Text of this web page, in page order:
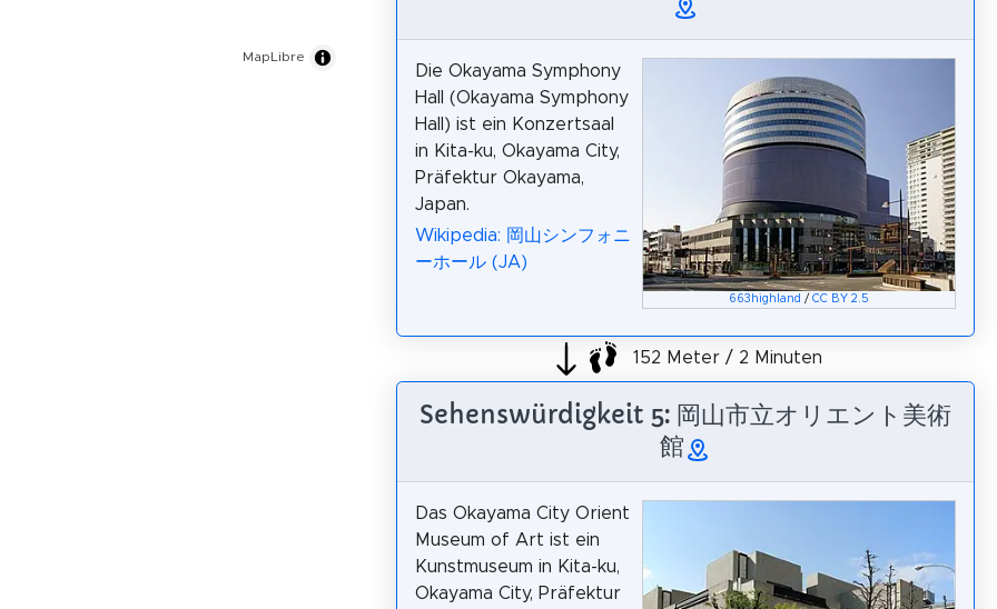
MapLibre
663highland /CC BY 2.5
Die Okayama Symphony
Hall (Okayama Symphony
Hall) ist ein Konzertsaal
in Kita-ku, Okayama City,
Präfektur Okayama,
Japan.
Wikipedia: 岡山シンフォニ
ーホール (JA)
152 Meter / 2 Minuten
Sehenswürdigkeit 5: 岡山市立オリエント美術
館
Das Okayama City Orient
Museum of Art ist ein
Kunstmuseum in Kita-ku,
Okayama City, Präfektur